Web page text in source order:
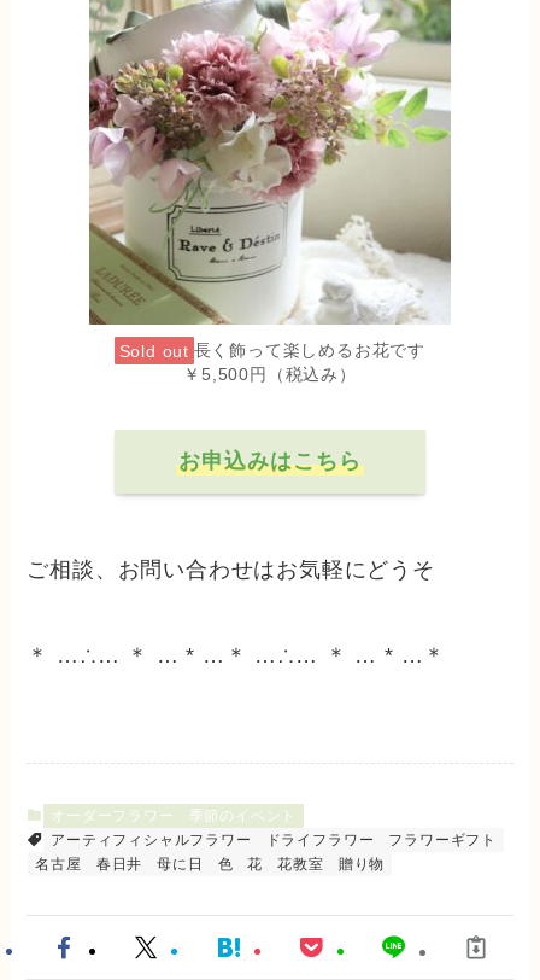
Sold out 長く飾って楽しめるお花です
￥5,500円（税込み）
お申込みはこちら
ご相談、お問い合わせはお気軽にどうそ
＊ …∴… ＊ … * …＊ …∴… ＊ … * …＊
オーダーフラワー
季節のイベント
アーティフィシャルフラワー
ドライフラワー
フラワーギフト
名古屋
春日井 母に日 色 花 花教室 贈り物